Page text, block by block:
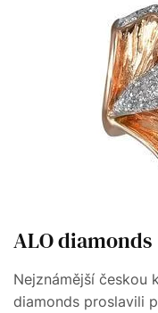
ALO diamonds
Nejznámější českou
diamonds proslavili